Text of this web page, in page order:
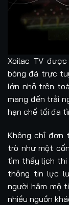
Xoilac TV
bóng đá trực
lớn nhỏ trên
mang đến trải
hạn chế tối đa
Không chỉ đơn
trò như một
tìm thấy lịch thi
thông tin lực
người hâm mộ
nhiều nguồn